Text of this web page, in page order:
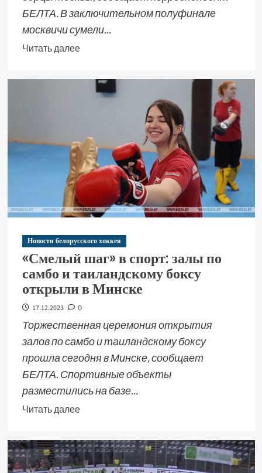
БЕЛТА. В заключительном полуфинале
москвичи сумели...
Читать далее
Новости белорусского хоккея
«Смелый шаг» в спорт: залы по
самбо и таиландскому боксу
открыли в Минске
17.12.2023 0
Торжественная церемония открытия
залов по самбо и таиландскому боксу
прошла сегодня в Минске, сообщает
БЕЛТА. Спортивные объекты
разместились на базе...
Читать далее